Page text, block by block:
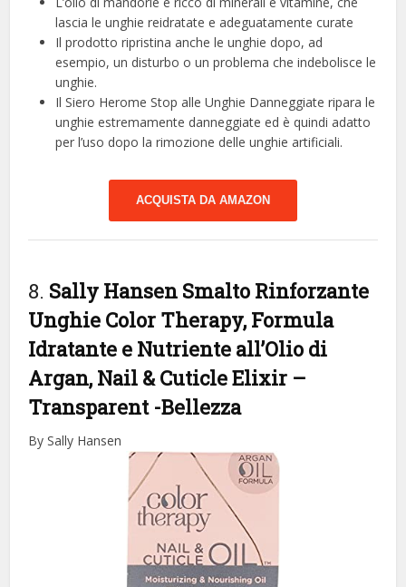
lascia le unghie reidratate e adeguatamente curate
Il prodotto ripristina anche le unghie dopo, ad
esempio, un disturbo o un problema che indebolisce le
unghie.
Il Siero Herome Stop alle Unghie Danneggiate ripara le
unghie estremamente danneggiate ed è quindi adatto
per l’uso dopo la rimozione delle unghie artificiali.
ACQUISTA DA AMAZON
8. Sally Hansen Smalto Rinforzante
Unghie Color Therapy, Formula
Idratante e Nutriente all’Olio di
Argan, Nail & Cuticle Elixir –
Transparent -Bellezza
By Sally Hansen